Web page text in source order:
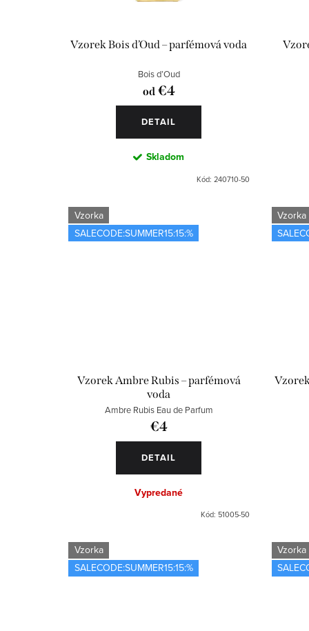
o
Vzorek Bois d’Oud – parfémová voda
Bois d’Oud
od€4
DETAIL
Skladom
Kód: 240710-50
Vzorka
SALECODE:SUMMER15:15:%
Vzorek Ambre Rubis – parfémová
voda
Ambre Rubis Eau de Parfum
€4
DETAIL
Vypredané
Kód: 51005-50
Vzorka
Vzorka
SALECODE:SUMMER15:15:%
Vzorka